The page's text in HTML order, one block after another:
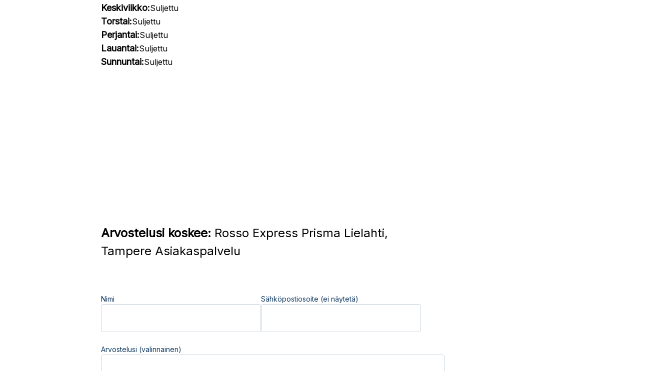
Keskiviikko:Suljettu
Torstai:Suljettu
Perjantai:Suljettu
Lauantai:Suljettu
Sunnuntai:Suljettu
Arvostelusi koskee: Rosso Express Prisma Lielahti,
Tampere Asiakaspalvelu
Nimi Sähköpostiosoite (ei näytetä)
Arvostelusi (valinnainen)